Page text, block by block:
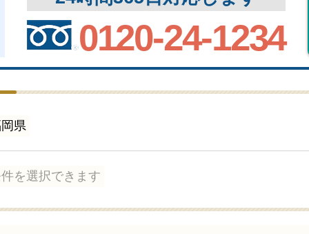
相場
関西
中国・四国
関西
中国・四国
0120-24-1234
県
を選択できます